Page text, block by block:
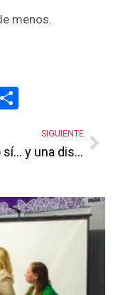
menos.
SIGUIENTE
Dinero sí… y una disculpa pública, le exigen a Pedro Bello